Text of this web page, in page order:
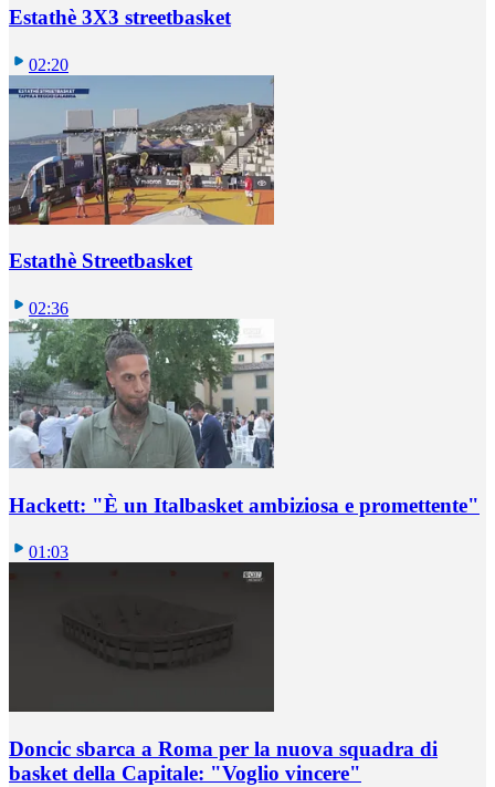
Estathè 3X3 streetbasket
02:20
Estathè Streetbasket
02:36
Hackett: "È un Italbasket ambiziosa e promettente"
01:03
Doncic sbarca a Roma per la nuova squadra di
basket della Capitale: "Voglio vincere"